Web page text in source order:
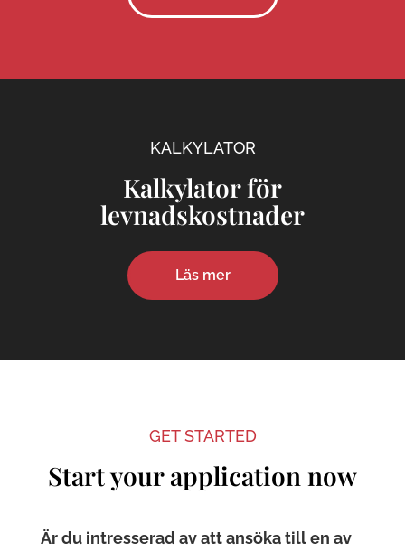
KALKYLATOR
Kalkylator för
levnadskostnader
Läs mer
GET STARTED
Start your application now
Är du intresserad av att ansöka till en av